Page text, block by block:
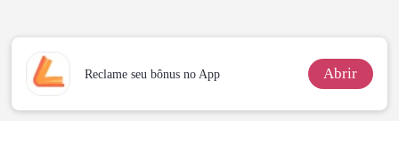
Reclame seu bônus no App Abrir